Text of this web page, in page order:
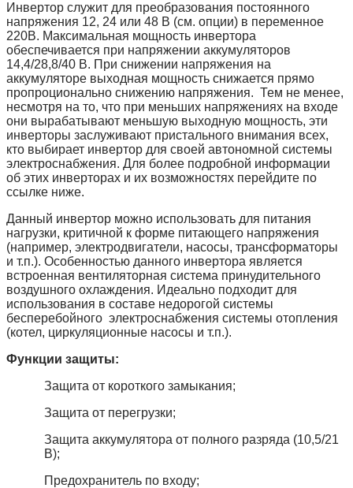
Инвертор служит для преобразования постоянного
напряжения 12, 24 или 48 В (см. опции) в переменное
220В. Максимальная мощность инвертора
обеспечивается при напряжении аккумуляторов
14,4/28,8/40 В. При снижении напряжения на
аккумуляторе выходная мощность снижается прямо
пропроционально снижению напряжения. Тем не менее,
несмотря на то, что при меньших напряжениях на входе
они вырабатывают меньшую выходную мощность, эти
инверторы заслуживают пристального внимания всех,
кто выбирает инвертор для своей автономной системы
электроснабжения. Для более подробной информации
об этих инверторах и их возможностях перейдите по
ссылке ниже.
Данный инвертор можно использовать для питания
нагрузки, критичной к форме питающего напряжения
(например, электродвигатели, насосы, трансформаторы
и т.п.). Особенностью данного инвертора является
встроенная вентиляторная система принудительного
воздушного охлаждения. Идеально подходит для
использования в составе недорогой системы
бесперебойного электроснабжения системы отопления
(котел, циркуляционные насосы и т.п.).
Функции защиты:
Защита от короткого замыкания;
Защита от перегрузки;
Защита аккумулятора от полного разряда (10,5/21
В);
Предохранитель по входу;